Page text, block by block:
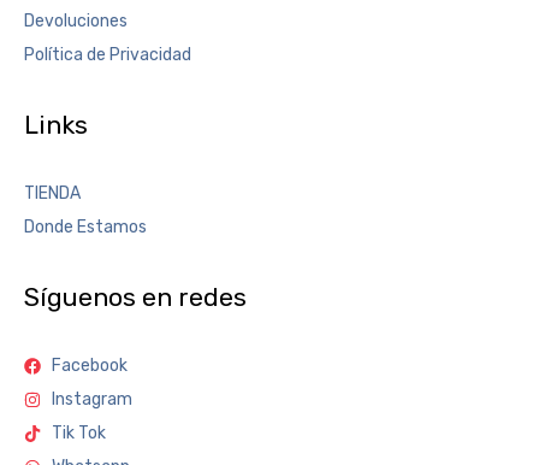
Devoluciones
Política de Privacidad
Links
TIENDA
Donde Estamos
Síguenos en redes
Facebook
Instagram
Tik Tok